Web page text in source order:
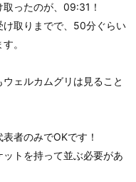
ったのが、09:31！
け取りまでで、50分ぐらい
。
ェルカムグリは見ること
者のみでOKです！
トを持って並ぶ必要があ